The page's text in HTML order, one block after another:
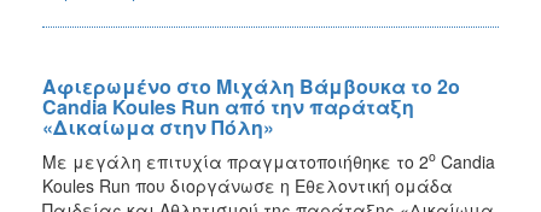
Αφιερωμένο στο Μιχάλη Βάμβουκα το 2ο
Candia Koules Run από την παράταξη
«Δικαίωμα στην Πόλη»
Με μεγάλη επιτυχία πραγματοποιήθηκε το 2ο Candia
Koules Run που διοργάνωσε η Εθελοντική ομάδα